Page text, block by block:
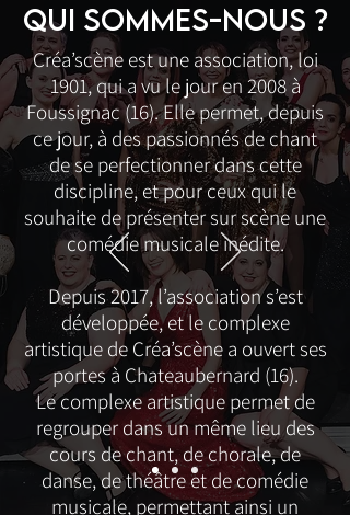
Qui sommes-nous ?
Créa’scène est une association, loi
1901, qui a vu le jour en 2008 à
Foussignac (16). Elle permet, depuis
ce jour, à des passionnés de chant
de se perfectionner dans cette
discipline, et pour ceux qui le
souhaite de présenter sur scène une
comédie musicale inédite.
Depuis 2017, l’association s’est
développée, et le complexe
artistique de Créa’scène a ouvert ses
portes à Chateaubernard (16).
Le complexe artistique permet de
regrouper dans un même lieu des
cours de chant, de chorale, de
danse, de théâtre et de comédie
musicale, permettant ainsi un